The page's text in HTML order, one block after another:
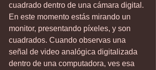
cuadrado dentro de una cámara digital.
En este momento estás mirando un
monitor, presentando píxeles, y son
cuadrados. Cuando observas una
señal de video analógica digitalizada
dentro de una computadora, ves esa